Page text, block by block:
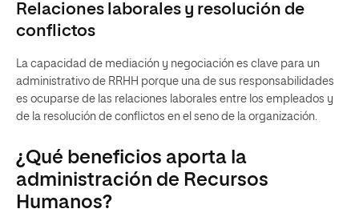
Relaciones laborales y resolución de
conflictos
La capacidad de mediación y negociación es clave para un
administrativo de RRHH porque una de sus responsabilidades
es ocuparse de las relaciones laborales entre los empleados y
de la resolución de conflictos en el seno de la organización.
¿Qué beneficios aporta la
administración de Recursos
Humanos?